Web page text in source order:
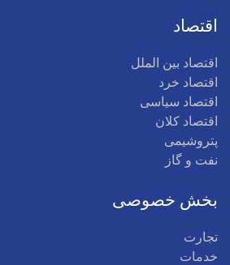
اقتصاد
اقتصاد بین الملل
اقتصاد خرد
اقتصاد سیاسی
اقتصاد کلان
پتروشیمی
نفت و گاز
بخش خصوصی
تجارت
خدمات